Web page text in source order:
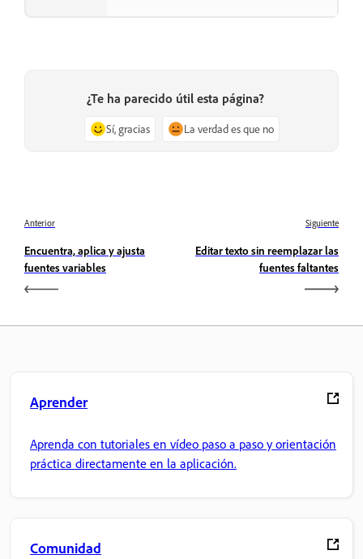
¿Te ha parecido útil esta página?
Sí, gracias La verdad es que no
Anterior
Encuentra, aplica y ajusta
fuentes variables
Siguiente
Editar texto sin reemplazar las
fuentes faltantes
Aprender
Aprenda con tutoriales en vídeo paso a paso y orientación
práctica directamente en la aplicación.
Comunidad